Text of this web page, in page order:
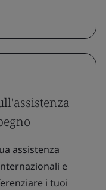
assistenza
e
i tuoi